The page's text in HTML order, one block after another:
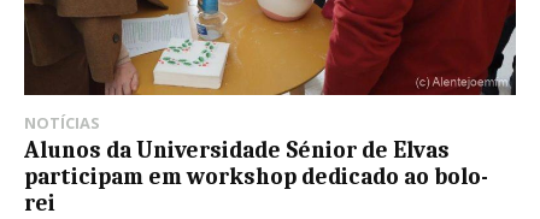
NOTÍCIAS
Alunos da Universidade Sénior de Elvas
participam em workshop dedicado ao bolo-
rei